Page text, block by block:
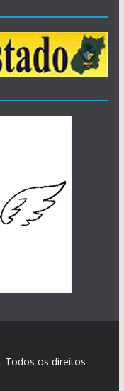
. Todos os direitos